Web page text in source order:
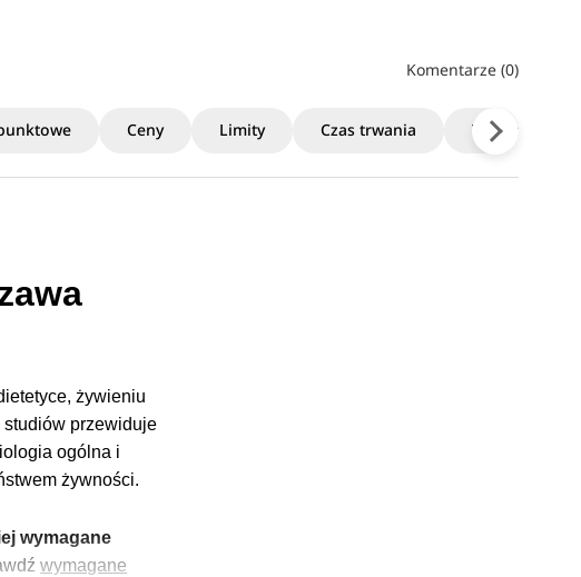
Komentarze (0)
Ceny Limity Czas trwania Terminy
żywieniu
studiów przewiduje
ogólna i
żywności.
wymagane
wymagane